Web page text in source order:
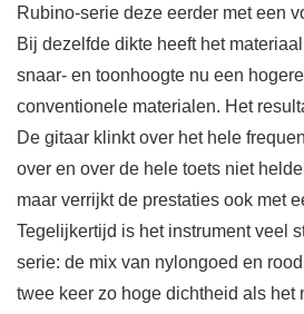
Rubino-serie deze eerder met een
Bij dezelfde dikte heeft het
snaar- en toonhoogte nu een
conventionele materialen. Het
De gitaar klinkt over het hele
over en over de hele toets niet
maar verrijkt de prestaties ook met
Tegelijkertijd is het instrument veel
serie: de mix van nylongoed en
twee keer zo hoge dichtheid als het